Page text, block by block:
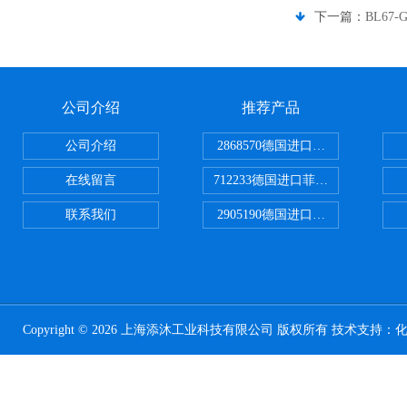
下一篇： BL67-
公司介绍
公司介绍
在线留言
联系我们
推荐产品
2868570德国进口菲尼克斯电源
712233德国进口菲尼克斯断路器
2905190德国进口菲尼克斯继电器
Copyright © 2026 上海添沐工业科技有限公司 版权所有 技术支持：